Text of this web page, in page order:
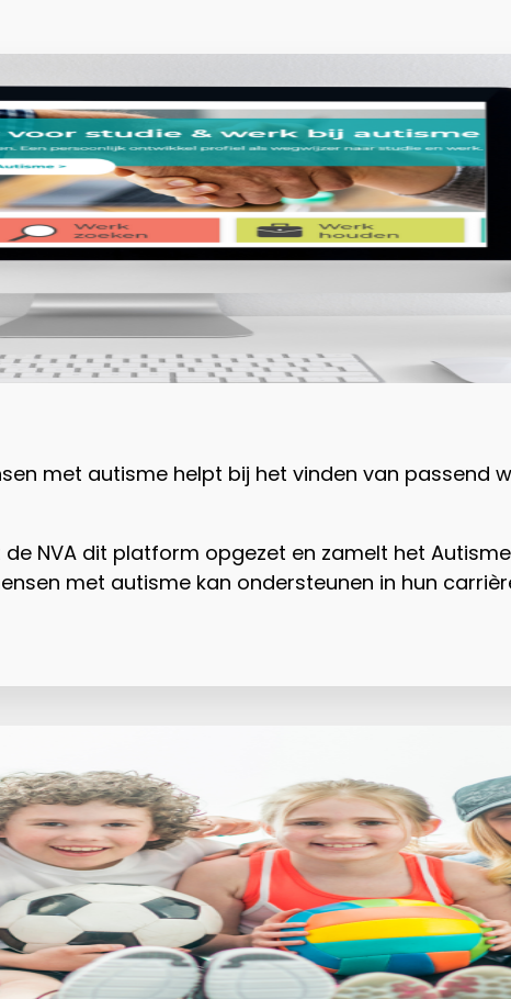
met autisme helpt bij het vinden van passend
NVA dit platform opgezet en zamelt het
met autisme kan ondersteunen in hun